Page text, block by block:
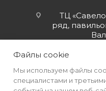
ТЦ
ряд,
Файлы cookie
Мы используем файлы
специалистами и